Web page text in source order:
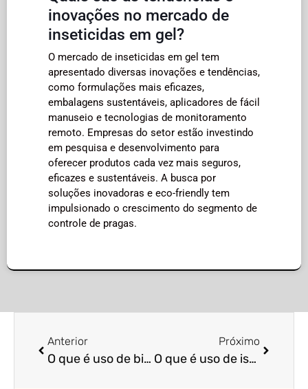
inovações no mercado de
inseticidas em gel?
O mercado de inseticidas em gel tem
apresentado diversas inovações e tendências,
como formulações mais eficazes,
embalagens sustentáveis, aplicadores de fácil
manuseio e tecnologias de monitoramento
remoto. Empresas do setor estão investindo
em pesquisa e desenvolvimento para
oferecer produtos cada vez mais seguros,
eficazes e sustentáveis. A busca por
soluções inovadoras e eco-friendly tem
impulsionado o crescimento do segmento de
controle de pragas.
Anterior
O que é uso de biocidas
Próximo
O que é uso de iscas para cupins